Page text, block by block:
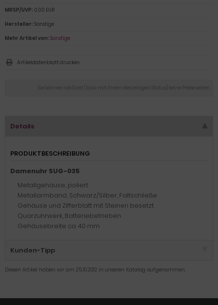
Sie können als Gast (bzw. mit Ihrem derzeitigen Status) keine Preise sehen.
MRSP/UVP: 0,00 EUR
Hersteller: Sonstige
Mehr Artikel von: Sonstige
Artikeldatenblatt drucken
Details
PRODUKTBESCHREIBUNG
Damenuhr SUG-035
Metallgehäuse, poliert
Metallarmband, Schwarz/Silber, Faltschließe
Gehäuse und Zifferblatt mit Steinen besetzt
Quarzuhrwerk, Batteriebetrieben
Gehäusebreite ca. 40 mm
Kunden-Tipp
Diesen Artikel haben wir am 25.10.2012 in unseren Katalog aufgenommen.